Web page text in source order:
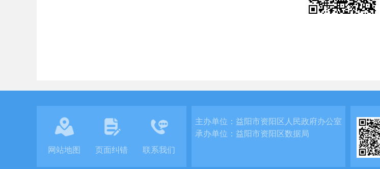
网站地图 页面纠错 联系我们
主办单位：益阳市资阳区人民政府办公室
承办单位：益阳市资阳区数据局